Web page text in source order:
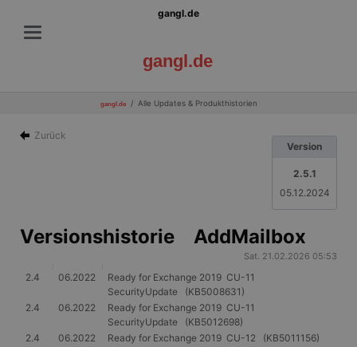
gangl.de
gangl.de
gangl.de Alle Updates & Produkthistorien
Zurück
Version
2.5.1
05.12.2024
Versionshistorie AddMailbox
Sat. 21.02.2026 05:53
2.4 06.2022
Ready for Exchange 2019 CU-11
SecurityUpdate (KB5008631)
2.4
06.2022
Ready for Exchange 2019 CU-11
SecurityUpdate (KB5012698)
2.4
06.2022
Ready for Exchange 2019 CU-12 (KB5011156)